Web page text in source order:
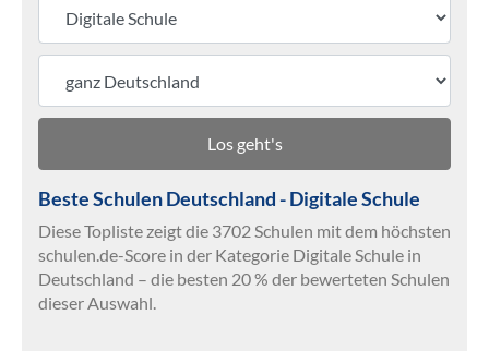
Los geht's
Beste Schulen Deutschland - Digitale Schule
Diese Topliste zeigt die 3702 Schulen mit dem höchsten
schulen.de-Score in der Kategorie Digitale Schule in
Deutschland – die besten 20 % der bewerteten Schulen
dieser Auswahl.